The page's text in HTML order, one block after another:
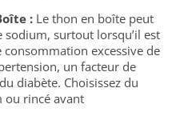
: Le thon en boîte peut
sodium, surtout lorsqu’il est
consommation excessive de
un facteur de
diabète. Choisissez du
ou rincé avant